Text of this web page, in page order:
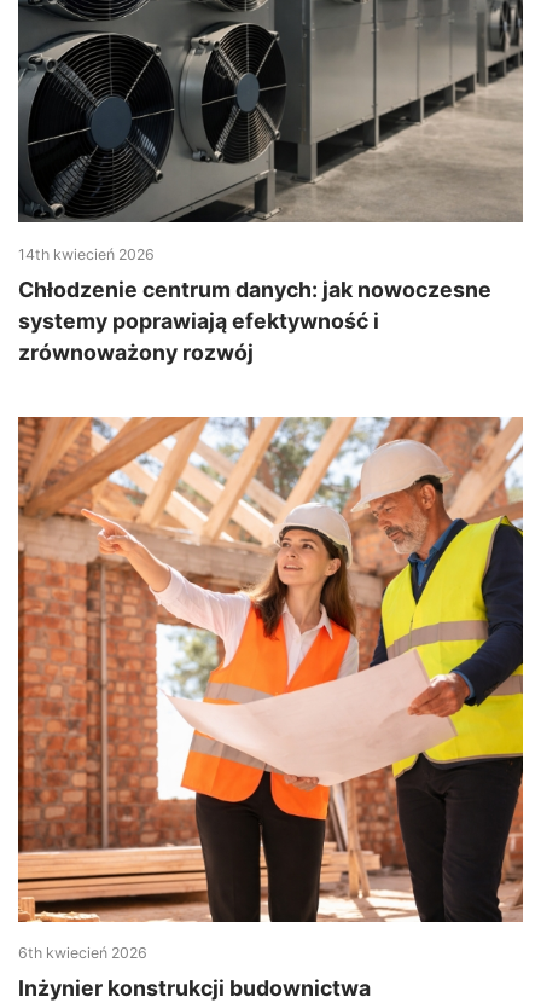
14th kwiecień 2026
Chłodzenie centrum danych: jak nowoczesne
systemy poprawiają efektywność i
zrównoważony rozwój
6th kwiecień 2026
Inżynier konstrukcji budownictwa